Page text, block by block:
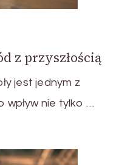
z przyszłością
jest jednym z
wpływ nie tylko …